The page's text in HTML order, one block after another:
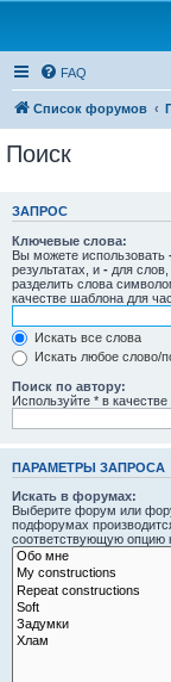
FAQ
Список форумов
Поиск
ЗАПРОС
Ключевые слова:
Вы можете использовать
результатах, и - для
разделить слова
качестве шаблона для
Искать все слова
Искать любое слово/
Поиск по автору:
Используйте * в
ПАРАМЕТРЫ ЗАПРОСА
Искать в форумах:
Выберите форум или
подфорумах
соответствующую опцию